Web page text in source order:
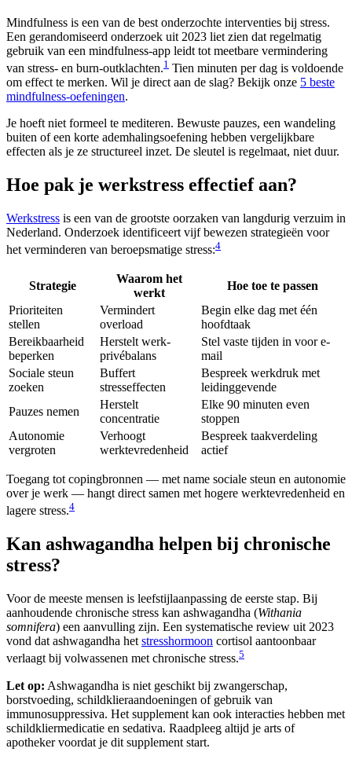
Mindfulness is een van de best onderzochte interventies bij stress.
Een gerandomiseerd onderzoek uit 2023 liet zien dat regelmatig
gebruik van een mindfulness-app leidt tot meetbare vermindering
van stress- en burn-outklachten.1 Tien minuten per dag is voldoende
om effect te merken. Wil je direct aan de slag? Bekijk onze 5 beste
mindfulness-oefeningen.
Je hoeft niet formeel te mediteren. Bewuste pauzes, een wandeling
buiten of een korte ademhalingsoefening hebben vergelijkbare
effecten als je ze structureel inzet. De sleutel is regelmaat, niet duur.
Hoe pak je werkstress effectief aan?
Werkstress is een van de grootste oorzaken van langdurig verzuim in
Nederland. Onderzoek identificeert vijf bewezen strategieën voor
het verminderen van beroepsmatige stress:4
Strategie
Waarom het
werkt
Hoe toe te passen
Prioriteiten
stellen
Vermindert
overload
Begin elke dag met één
hoofdtaak
Bereikbaarheid
beperken
Herstelt werk-
privébalans
Stel vaste tijden in voor e-
mail
Sociale steun
zoeken
Buffert
stresseffecten
Bespreek werkdruk met
leidinggevende
Pauzes nemen
Herstelt
concentratie
Elke 90 minuten even
stoppen
Autonomie
vergroten
Verhoogt
werktevredenheid
Bespreek taakverdeling
actief
Toegang tot copingbronnen — met name sociale steun en autonomie
over je werk — hangt direct samen met hogere werktevredenheid en
lagere stress.4
Kan ashwagandha helpen bij chronische
stress?
Voor de meeste mensen is leefstijlaanpassing de eerste stap. Bij
aanhoudende chronische stress kan ashwagandha (Withania
somnifera) een aanvulling zijn. Een systematische review uit 2023
vond dat ashwagandha het stresshormoon cortisol aantoonbaar
verlaagt bij volwassenen met chronische stress.5
Let op: Ashwagandha is niet geschikt bij zwangerschap,
borstvoeding, schildklieraandoeningen of gebruik van
immunosuppressiva. Het supplement kan ook interacties hebben met
schildkliermedicatie en sedativa. Raadpleeg altijd je arts of
apotheker voordat je dit supplement start.